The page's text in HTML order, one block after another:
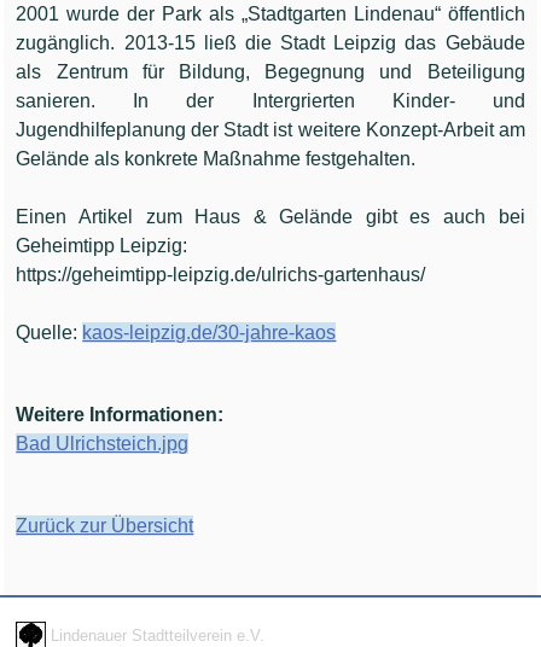
2001 wurde der Park als „Stadtgarten Lindenau“ öffentlich
zugänglich. 2013-15 ließ die Stadt Leipzig das Gebäude
als Zentrum für Bildung, Begegnung und Beteiligung
sanieren. In der Intergrierten Kinder- und
Jugendhilfeplanung der Stadt ist weitere Konzept-Arbeit am
Gelände als konkrete Maßnahme festgehalten.
Einen Artikel zum Haus & Gelände gibt es auch bei
Geheimtipp Leipzig:
https://geheimtipp-leipzig.de/ulrichs-gartenhaus/
Quelle: kaos-leipzig.de/30-jahre-kaos
Weitere Informationen:
Bad Ulrichsteich.jpg
Zurück zur Übersicht
Lindenauer Stadtteilverein e.V.